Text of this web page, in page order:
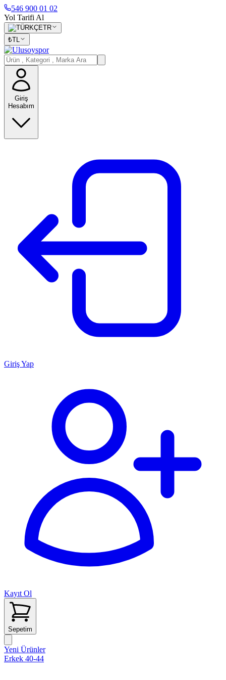
546 900 01 02
Yol Tarifi Al
TR
₺TL
Giriş
Hesabım
Giriş Yap
Kayıt Ol
Sepetim
Yeni Ürünler
Erkek 40-44